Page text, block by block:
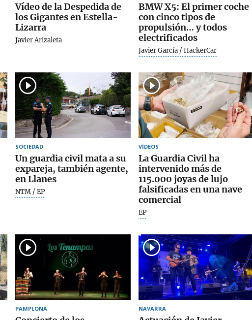
Vídeo de la Despedida de
los Gigantes en Estella-
Lizarra
Javier Arizaleta
BMW X5: El primer coche
con cinco tipos de
propulsión… y todos
electrificados
Javier García / HackerCar
SOCIEDAD
Un guardia civil mata a su
expareja, también agente,
en Llanes
NTM / EP
VÍDEOS
La Guardia Civil ha
intervenido más de
115.000 joyas de lujo
falsificadas en una nave
comercial
EP
PAMPLONA NAVARRA